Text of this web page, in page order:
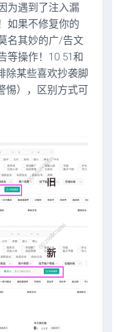
为遇到了注入漏
如果不修复你的
名其妙的广/告文
等操作！10.51和
除某些喜欢抄袭脚
惕），区别方式可